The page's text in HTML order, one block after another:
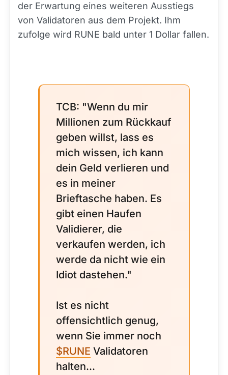
der Erwartung eines weiteren Ausstiegs
von Validatoren aus dem Projekt. Ihm
zufolge wird RUNE bald unter 1 Dollar fallen.
TCB: "Wenn du mir
Millionen zum Rückkauf
geben willst, lass es
mich wissen, ich kann
dein Geld verlieren und
es in meiner
Brieftasche haben. Es
gibt einen Haufen
Validierer, die
verkaufen werden, ich
werde da nicht wie ein
Idiot dastehen."
Ist es nicht
offensichtlich genug,
wenn Sie immer noch
$RUNE Validatoren
halten...